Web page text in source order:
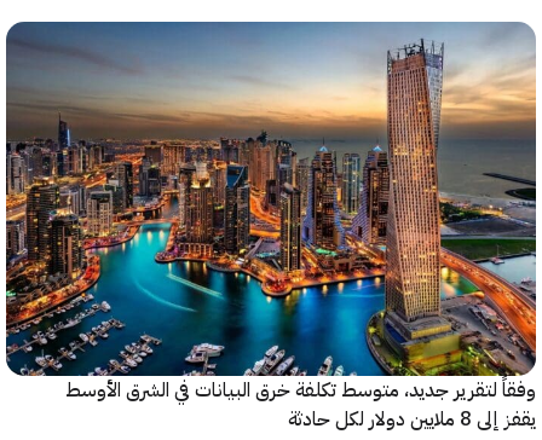
جديد، متوسط تكلفة خرق البيانات في الشرق الأوسط
لكل حادثة